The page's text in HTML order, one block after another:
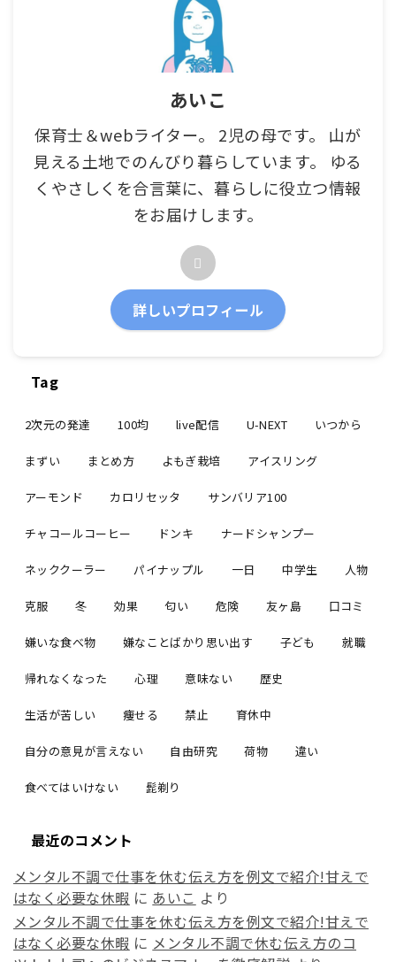
あいこ
保育士＆webライター。 2児の母です。 山が
見える土地でのんびり暮らしています。 ゆる
くやさしくを合言葉に、暮らしに役立つ情報
をお届けします。
詳しいプロフィール
Tag
2次元の発達 100均 live配信 U-NEXT いつから
まずい まとめ方 よもぎ栽培 アイスリング
アーモンド カロリセッタ サンバリア100
チャコールコーヒー ドンキ ナードシャンプー
ネッククーラー パイナップル 一日 中学生 人物
克服 冬 効果 匂い 危険 友ヶ島 口コミ
嫌いな食べ物 嫌なことばかり思い出す 子ども 就職
帰れなくなった 心理 意味ない 歴史
生活が苦しい 痩せる 禁止 育休中
自分の意見が言えない 自由研究 荷物 違い
食べてはいけない 髭剃り
最近のコメント
メンタル不調で仕事を休む伝え方を例文で紹介!甘えで
はなく必要な休暇 に あいこ より
メンタル不調で仕事を休む伝え方を例文で紹介!甘えで
はなく必要な休暇 に メンタル不調で休む伝え方のコ